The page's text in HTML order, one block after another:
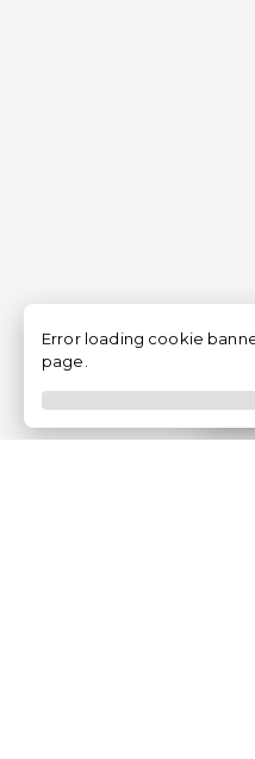
Error loading cookie
page.